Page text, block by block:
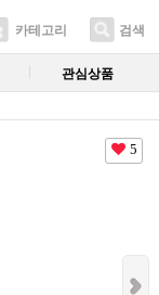
카테고리 검색
관심상품
5